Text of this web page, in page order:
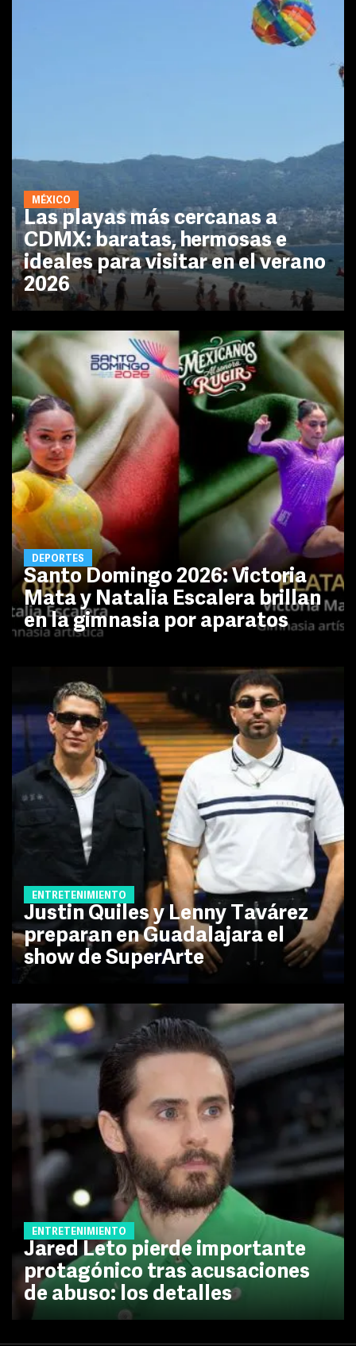
MÉXICO
Las playas más cercanas a
CDMX: baratas, hermosas e
ideales para visitar en el verano
2026
DEPORTES
Santo Domingo 2026: Victoria
Mata y Natalia Escalera brillan
en la gimnasia por aparatos
ENTRETENIMIENTO
Justin Quiles y Lenny Tavárez
preparan en Guadalajara el
show de SuperArte
ENTRETENIMIENTO
Jared Leto pierde importante
protagónico tras acusaciones
de abuso: los detalles